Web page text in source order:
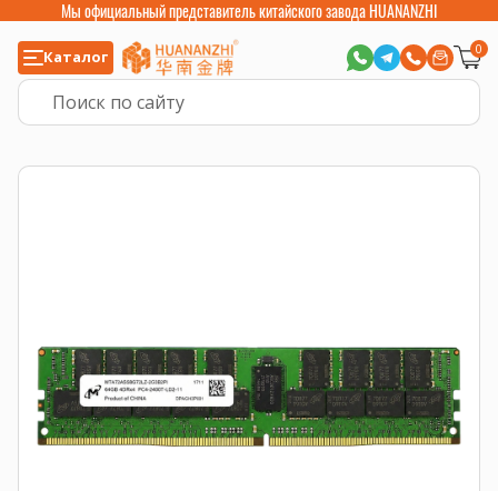
Мы официальный представитель китайского завода HUANANZHI
Каталог 0